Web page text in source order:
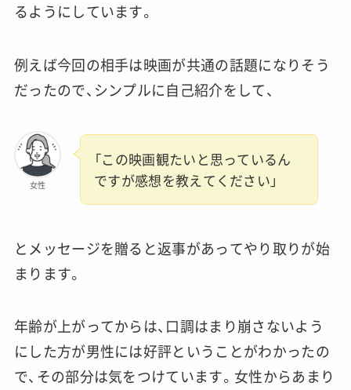
るようにしています。
例えば今回の相手は映画が共通の話題になりそう
だったので、シンプルに自己紹介をして、
女性
「この映画観たいと思っているん
ですが感想を教えてください」
とメッセージを贈ると返事があってやり取りが始
まります。
年齢が上がってからは、口調はまり崩さないよう
にした方が男性には好評ということがわかったの
で、その部分は気をつけています。女性からあまり